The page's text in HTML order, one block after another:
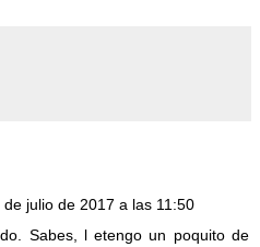
de julio de 2017 a las 11:50
Sabes, l etengo un poquito de